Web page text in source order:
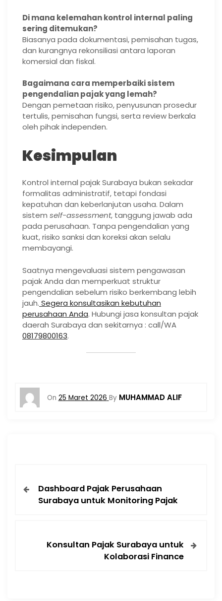
Di mana kelemahan kontrol internal paling
sering ditemukan?
Biasanya pada dokumentasi, pemisahan tugas,
dan kurangnya rekonsiliasi antara laporan
komersial dan fiskal.
Bagaimana cara memperbaiki sistem
pengendalian pajak yang lemah?
Dengan pemetaan risiko, penyusunan prosedur
tertulis, pemisahan fungsi, serta review berkala
oleh pihak independen.
Kesimpulan
Kontrol internal pajak Surabaya bukan sekadar
formalitas administratif, tetapi fondasi
kepatuhan dan keberlanjutan usaha. Dalam
sistem self-assessment, tanggung jawab ada
pada perusahaan. Tanpa pengendalian yang
kuat, risiko sanksi dan koreksi akan selalu
membayangi.
Saatnya mengevaluasi sistem pengawasan
pajak Anda dan memperkuat struktur
pengendalian sebelum risiko berkembang lebih
jauh. Segera konsultasikan kebutuhan
perusahaan Anda. Hubungi jasa konsultan pajak
daerah Surabaya dan sekitarnya : call/WA
08179800163.
On 25 Maret 2026 By MUHAMMAD ALIF
Dashboard Pajak Perusahaan
Surabaya untuk Monitoring Pajak
Konsultan Pajak Surabaya untuk
Kolaborasi Finance